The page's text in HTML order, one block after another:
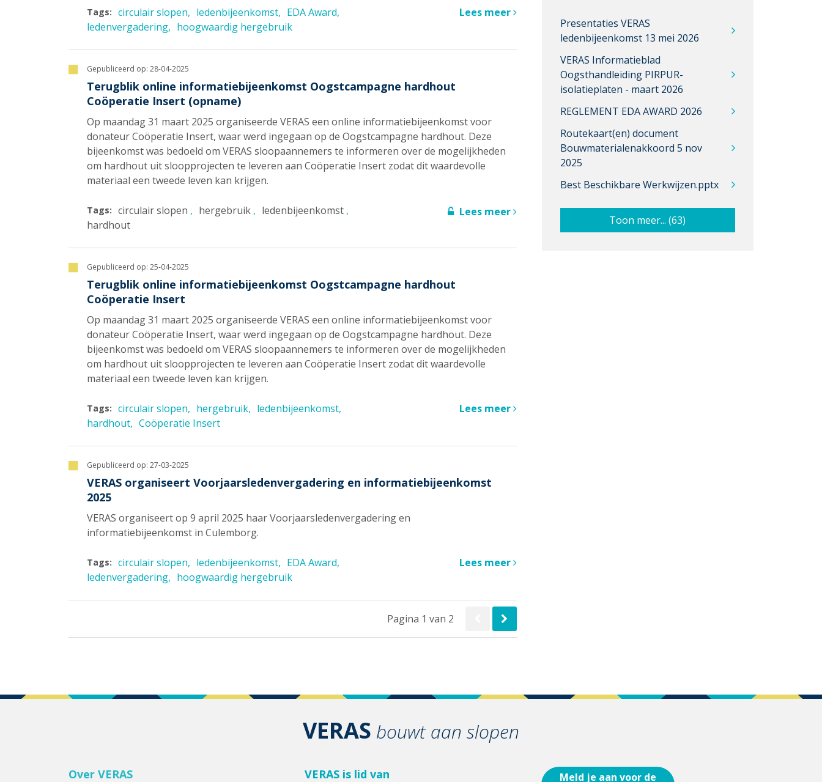
Tags: circulair slopen ledenbijeenkomst
EDA Award
ledenvergadering
hoogwaardig hergebruik
Lees meer
Gepubliceerd op: 28-04-2025
Terugblik online informatiebijeenkomst Oogstcampagne hardhout
Coöperatie Insert (opname)
Op maandag 31 maart 2025 organiseerde VERAS een online informatiebijeenkomst voor
donateur Coöperatie Insert, waar werd ingegaan op de Oogstcampagne hardhout. Deze
bijeenkomst was bedoeld om VERAS sloopaannemers te informeren over de mogelijkheden
om hardhout uit sloopprojecten te leveren aan Coöperatie Insert zodat dit waardevolle
materiaal een tweede leven kan krijgen.
Tags: circulair slopen hergebruik
ledenbijeenkomst
hardhout
Lees meer
Gepubliceerd op: 25-04-2025
Terugblik online informatiebijeenkomst Oogstcampagne hardhout
Coöperatie Insert
Op maandag 31 maart 2025 organiseerde VERAS een online informatiebijeenkomst voor
donateur Coöperatie Insert, waar werd ingegaan op de Oogstcampagne hardhout. Deze
bijeenkomst was bedoeld om VERAS sloopaannemers te informeren over de mogelijkheden
om hardhout uit sloopprojecten te leveren aan Coöperatie Insert zodat dit waardevolle
materiaal een tweede leven kan krijgen.
Tags: circulair slopen hergebruik
ledenbijeenkomst
hardhout
Coöperatie Insert
Lees meer
Gepubliceerd op: 27-03-2025
VERAS organiseert Voorjaarsledenvergadering en informatiebijeenkomst
2025
VERAS organiseert op 9 april 2025 haar Voorjaarsledenvergadering en
informatiebijeenkomst in Culemborg.
Tags: circulair slopen ledenbijeenkomst
EDA Award
ledenvergadering
hoogwaardig hergebruik
Lees meer
Pagina 1 van 2
Presentaties VERAS
ledenbijeenkomst 13 mei 2026
VERAS Informatieblad
Oogsthandleiding PIRPUR-
isolatieplaten - maart 2026
REGLEMENT EDA AWARD 2026
Routekaart(en) document
Bouwmaterialenakkoord 5 nov
2025
Best Beschikbare Werkwijzen.pptx
Toon meer... (63)
VERAS bouwt aan slopen
Over VERAS VERAS is lid van Meld je aan voor de